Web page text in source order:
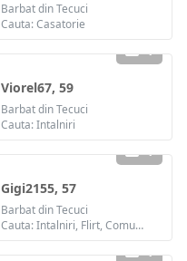
Barbat din Tecuci
Cauta: Casatorie
1
Viorel67, 59
Barbat din Tecuci
Cauta: Intalniri
1
Gigi2155, 57
Barbat din Tecuci
Cauta: Intalniri, Flirt, Comunicare / chat, Prietenie, Casatorie
1